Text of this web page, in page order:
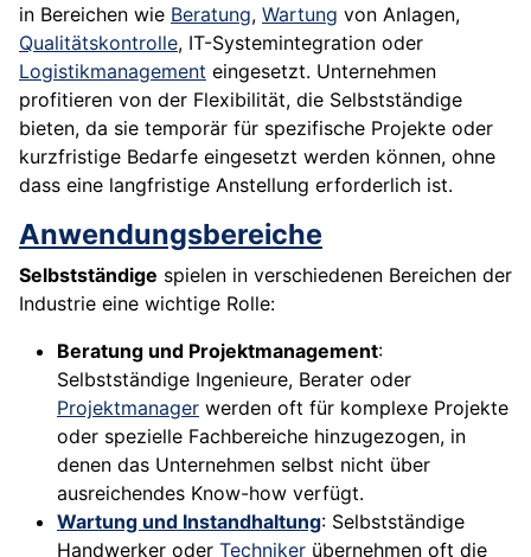
in Bereichen wie Beratung, Wartung von Anlagen,
Qualitätskontrolle, IT-Systemintegration oder
Logistikmanagement eingesetzt. Unternehmen
profitieren von der Flexibilität, die Selbstständige
bieten, da sie temporär für spezifische Projekte oder
kurzfristige Bedarfe eingesetzt werden können, ohne
dass eine langfristige Anstellung erforderlich ist.
Anwendungsbereiche
Selbstständige spielen in verschiedenen Bereichen der
Industrie eine wichtige Rolle:
Beratung und Projektmanagement:
Selbstständige Ingenieure, Berater oder
Projektmanager werden oft für komplexe Projekte
oder spezielle Fachbereiche hinzugezogen, in
denen das Unternehmen selbst nicht über
ausreichendes Know-how verfügt.
Wartung und Instandhaltung: Selbstständige
Handwerker oder Techniker übernehmen oft die